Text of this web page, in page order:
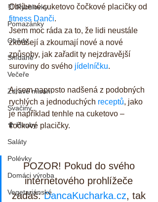
⏰ Rychlovky
Pomazánky
Obědy
Snídaně
Večeře
Zdravé mlsání
Svačiny
🍄 Houby
Saláty
Polévky
Domáci výroba
Vegetariánské
Oblíbené cuketovo čočkové placičky od
fitness Danči.
Jsem moc ráda za to, že lidi neustále
zkoušejí a zkoumají nové a nové
způsoby, jak zařadit ty nejzdravější
suroviny do svého jídelníčku.
A jsem naprosto nadšená z podobných
rychlých a jednoduchých receptů, jako
je například tenhle na cuketovo –
čočkové placičky.
POZOR! Pokud do svého
internetového prohlížeče
zadáš: DancaKucharka.cz, tak